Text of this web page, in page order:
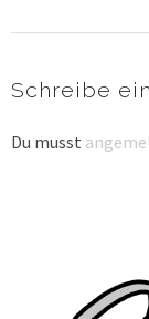
Schreibe
Du musst